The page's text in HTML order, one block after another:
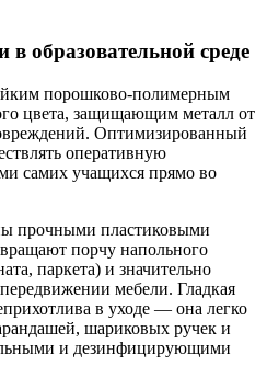
в образовательной среде
порошково-полимерным
цвета, защищающим металл от
Оптимизированный
оперативную
самих учащихся прямо во
прочными пластиковыми
порчу напольного
паркета) и значительно
мебели. Гладкая
в уходе — она легко
шариковых ручек и
и дезинфицирующими